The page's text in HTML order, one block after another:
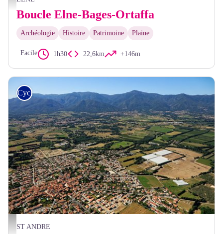
Boucle Elne-Bages-Ortaffa
Archéologie Histoire Patrimoine Plaine
Facile 1h30 22,6km +146m
Frédéric Hédelin
Cyclo
ST ANDRE